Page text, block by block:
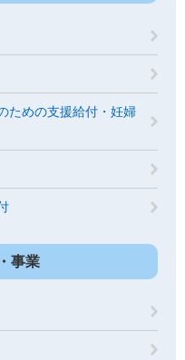
ための支援給付・妊婦
事業